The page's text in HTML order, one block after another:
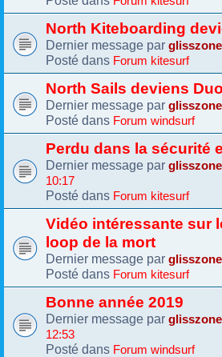
North Kiteboarding
Dernier message par glisszone
Posté dans Forum kitesurf
North Sails deviens
Dernier message par glisszone
Posté dans Forum windsurf
Perdu dans la sécurité
Dernier message par glisszone
10:17
Posté dans Forum kitesurf
Vidéo intéressante sur
loop de la mort
Dernier message par glisszone
Posté dans Forum kitesurf
Bonne année 2019
Dernier message par glisszone
12:53
Posté dans Forum windsurf